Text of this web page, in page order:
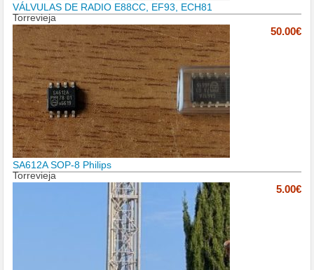
VÁLVULAS DE RADIO E88CC, EF93, ECH81
Torrevieja
50.00€
SA612A SOP-8 Philips
Torrevieja
5.00€